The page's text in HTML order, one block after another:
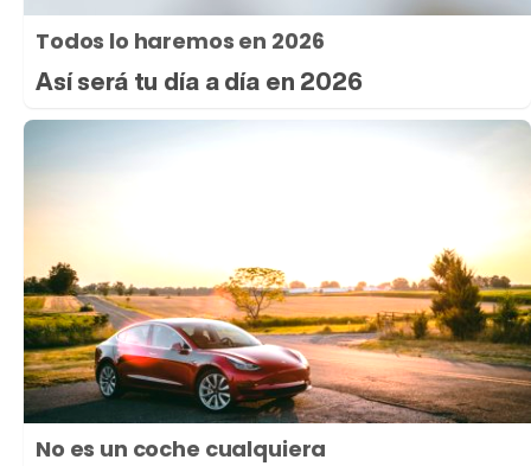
Todos lo haremos en 2026
Así será tu día a día en 2026
No es un coche cualquiera